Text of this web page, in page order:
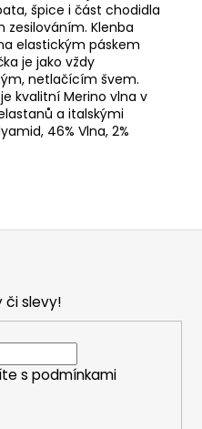
špice i část chodidla
Klenba
elastickým páskem
je jako vždy
netlačícím švem.
kvalitní Merino vlna v
a italskými
46% Vlna, 2%
či slevy!
s podmínkami